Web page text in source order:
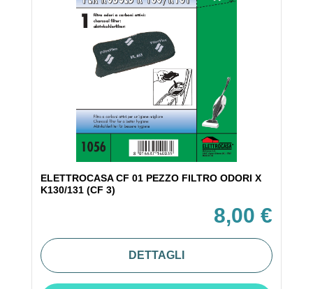
ELETTROCASA CF 01 PEZZO FILTRO ODORI X
K130/131 (CF 3)
8,00 €
DETTAGLI